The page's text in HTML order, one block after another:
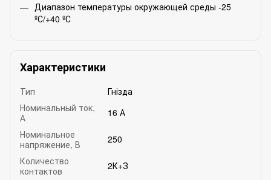
Диапазон температуры окружающей среды -25
ºС/+40 ºС
Характеристики
Тип
Гнізда
Номинальный ток,
А
16 А
Номинальное
напряжение, В
250
Количество
контактов
2К+З